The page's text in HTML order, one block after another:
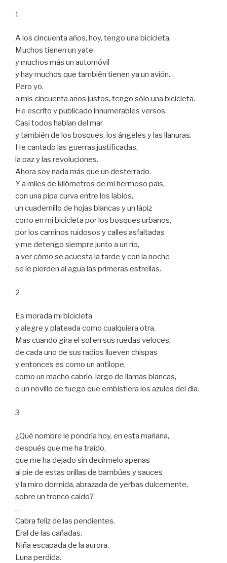
1
A los cincuenta años, hoy, tengo una bicicleta.
Muchos tienen un yate
y muchos más un automóvil
y hay muchos que también tienen ya un avión.
Pero yo,
a mis cincuenta años justos, tengo sólo una bicicleta.
He escrito y publicado innumerables versos.
Casi todos hablan del mar
y también de los bosques, los ángeles y las llanuras.
He cantado las guerras justificadas,
la paz y las revoluciones.
Ahora soy nada más que un desterrado.
Y a miles de kilómetros de mi hermoso país,
con una pipa curva entre los labios,
un cuadernillo de hojas blancas y un lápiz
corro en mi bicicleta por los bosques urbanos,
por los caminos ruidosos y calles asfaltadas
y me detengo siempre junto a un río,
a ver cómo se acuesta la tarde y con la noche
se le pierden al agua las primeras estrellas.
2
Es morada mi bicicleta
y alegre y plateada como cualquiera otra.
Mas cuando gira el sol en sus ruedas veloces,
de cada uno de sus radios llueven chispas
y entonces es como un antílope,
como un macho cabrío, largo de llamas blancas,
o un novillo de fuego que embistiera los azules del día.
3
¿Qué nombre le pondría hoy, en esta mañana,
después que me ha traído,
que me ha dejado sin decírmelo apenas
al pie de estas orillas de bambúes y sauces
y la miro dormida, abrazada de yerbas dulcemente,
sobre un tronco caído?
…
Cabra feliz de las pendientes.
Eral de las cañadas.
Niña escapada de la aurora.
Luna perdida.